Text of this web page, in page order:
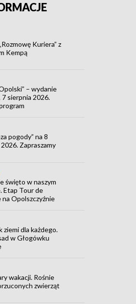
Kuriera” z
Kempą
– wydanie
7 sierpnia 2026.
pogody” na 8
Zapraszamy
święto w naszym
Etap Tour de
na Opolszczyźnie
ziemi dla każdego.
w Głogówku
wakacji. Rośnie
zwierząt